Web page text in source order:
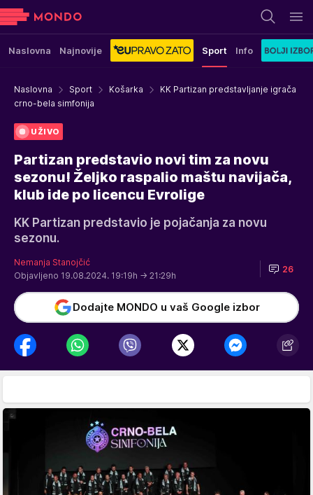
Naslovna Najnovije Sport Info
Naslovna Sport Košarka
KK Partizan predstavljanje igrača
crno-bela simfonija
UŽIVO
Partizan predstavio novi tim za novu
sezonu! Željko raspalio maštu navijača,
klub ide po licencu Evrolige
KK Partizan predstavio je pojačanja za novu
sezonu.
Nemanja Stanojčić
Objavljeno 19.08.2024. 19:19h → 21:29h
26
Dodajte MONDO u vaš Google izbor